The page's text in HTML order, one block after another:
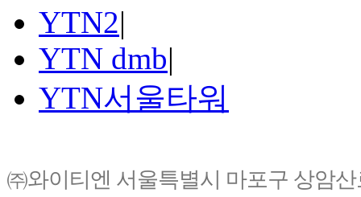
YTN2|
YTN dmb|
YTN서울타워
㈜와이티엔 서울특별시 마포구 상암